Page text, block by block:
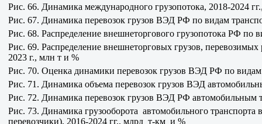
Рис. 66. Динамика международного грузопотока, 2018-2024
Рис. 67. Динамика перевозок грузов ВЭД РФ по видам
Рис. 68. Распределение внешнеторгового грузопотока РФ по
Рис. 69. Распределение внешнеторговых грузов,
2023 г., млн т и %
Рис. 70. Оценка динамики перевозок грузов ВЭД РФ по видам
Рис. 71. Динамика объема перевозок грузов ВЭД
Рис. 72. Динамика перевозок грузов ВЭД РФ автомобильным
Рис. 73. Динамика грузооборота автомобильного
перевозчики), 2016-2024 гг., млрд т-км и %